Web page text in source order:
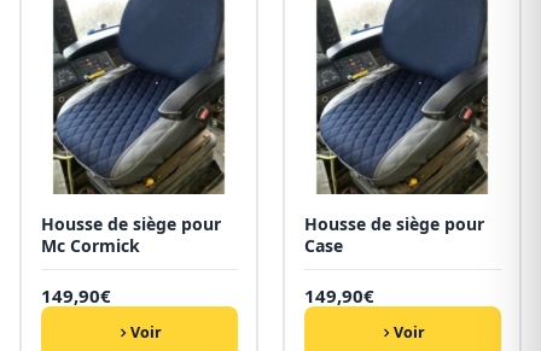
Housse de siège pour
Mc Cormick
149,90€
Voir
Housse de siège pour
Case
149,90€
Voir